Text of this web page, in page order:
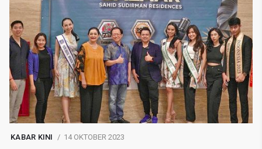
KABAR KINI 14 OKTOBER 2023